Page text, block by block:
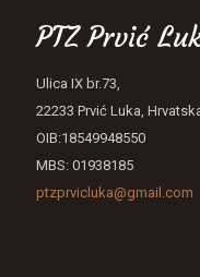
PTZ Prvić
Ulica IX br.73,
22233 Prvić Luka,
OIB:18549948550
MBS: 01938185
ptzprvicluka@gmail.com